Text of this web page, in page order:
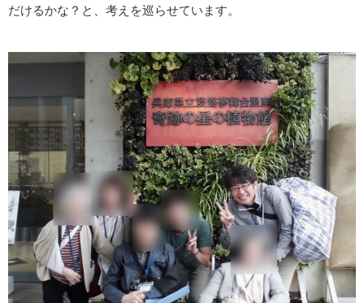
だけるかな？と、考えを巡らせています。